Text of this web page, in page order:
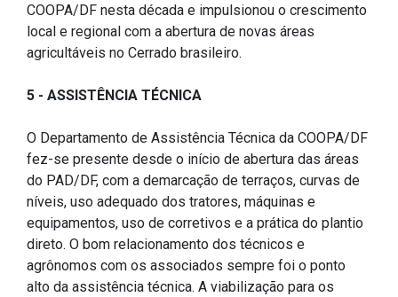
COOPA/DF nesta década e impulsionou o crescimento
local e regional com a abertura de novas áreas
agricultáveis no Cerrado brasileiro.
5 - ASSISTÊNCIA TÉCNICA
O Departamento de Assistência Técnica da COOPA/DF
fez-se presente desde o início de abertura das áreas
do PAD/DF, com a demarcação de terraços, curvas de
níveis, uso adequado dos tratores, máquinas e
equipamentos, uso de corretivos e a prática do plantio
direto. O bom relacionamento dos técnicos e
agrônomos com os associados sempre foi o ponto
alto da assistência técnica. A viabilização para os